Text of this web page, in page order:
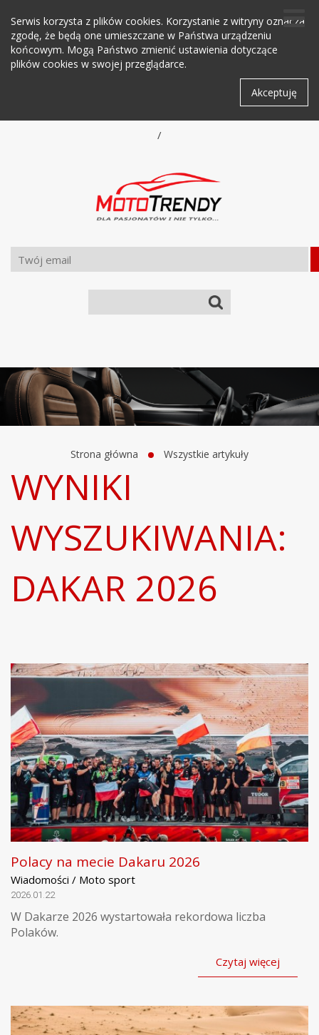
Serwis korzysta z plików cookies. Korzystanie z witryny oznacza
zgodę, że będą one umieszczane w Państwa urządzeniu
końcowym. Mogą Państwo zmienić ustawienia dotyczące
plików cookies w swojej przeglądarce.
Akceptuję
/
Strona główna Wszystkie artykuły
WYNIKI
WYSZUKIWANIA:
DAKAR 2026
Polacy na mecie Dakaru 2026
Wiadomości / Moto sport
2026.01.22
W Dakarze 2026 wystartowała rekordowa liczba
Polaków.
Czytaj więcej